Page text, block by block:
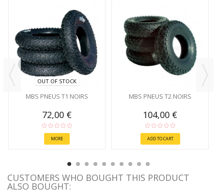
OUT OF STOCK
MBS PNEUS T1 NOIRS
72,00 €
MORE
MBS PNEUS T2 NOIRS
104,00 €
ADD TO CART
CUSTOMERS WHO BOUGHT THIS PRODUCT
ALSO BOUGHT: